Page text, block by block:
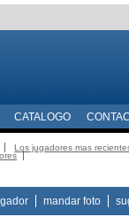
CATALOGO
Los jugadores mas
mandar foto